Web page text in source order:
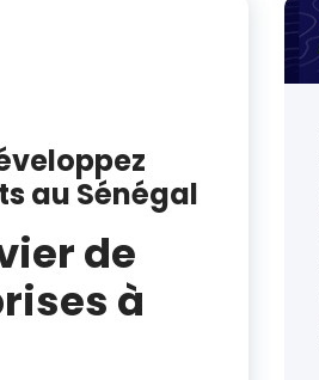
au Sénégal
de
à